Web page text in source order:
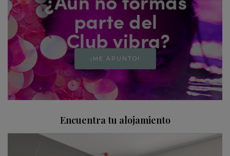
¡ME APUNTO!
Encuentra tu alojamiento